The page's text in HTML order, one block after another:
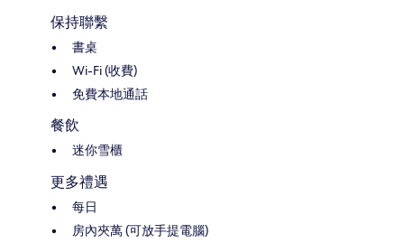
保持聯繫
書桌
Wi-Fi (收費)
免費本地通話
餐飲
迷你雪櫃
更多禮遇
每日
房內夾萬 (可放手提電腦)